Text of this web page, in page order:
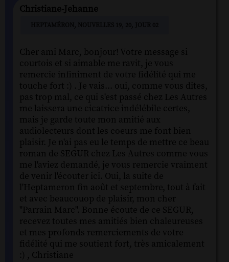
Christiane-Jehanne
Cher ami Marc, bonjour! Votre message si
courtois et si aimable me ravit, je vous
remercie infiniment de votre fidélité qui me
touche fort :) . Je vais... oui, comme vous dites,
pas trop mal, ce qui s'est passé chez Les Autres
me laissera une cicatrice indélébile certes,
mais je garde toute mon amitié aux
audiolecteurs dont les coeurs me font bien
plaisir. Je n'ai pas eu le temps de mettre ce beau
roman de SEGUR chez Les Autres comme vous
me l'aviez demandé, je vous remercie vraiment
de venir l'écouter ici. Oui, la suite de
l'Heptameron fin août et septembre, tout à fait
et avec beaucouop de plaisir, mon cher
"Parrain Marc". Bonne écoute de ce SEGUR,
recevez toutes mes amitiés bien chaleureuses
et mes profonds remerciements de votre
fidélité qui me soutient fort, très amicalement
:) , Christiane